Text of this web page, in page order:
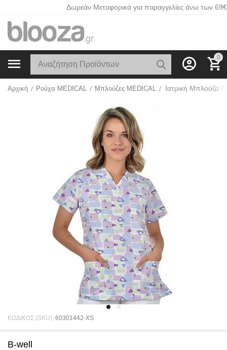
Δωρεάν Μεταφορικά για παραγγελίες άνω των 69€
0
Αρχική / Ρούχα MEDICAL / Μπλούζες MEDICAL /
ΚΩΔΙΚΟΣ (SKU): 60301442-XS
B-well